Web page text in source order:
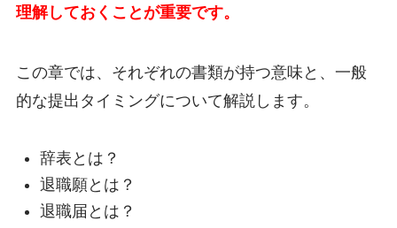
理解しておくことが重要です。
この章では、それぞれの書類が持つ意味と、一般
的な提出タイミングについて解説します。
辞表とは？
退職願とは？
退職届とは？